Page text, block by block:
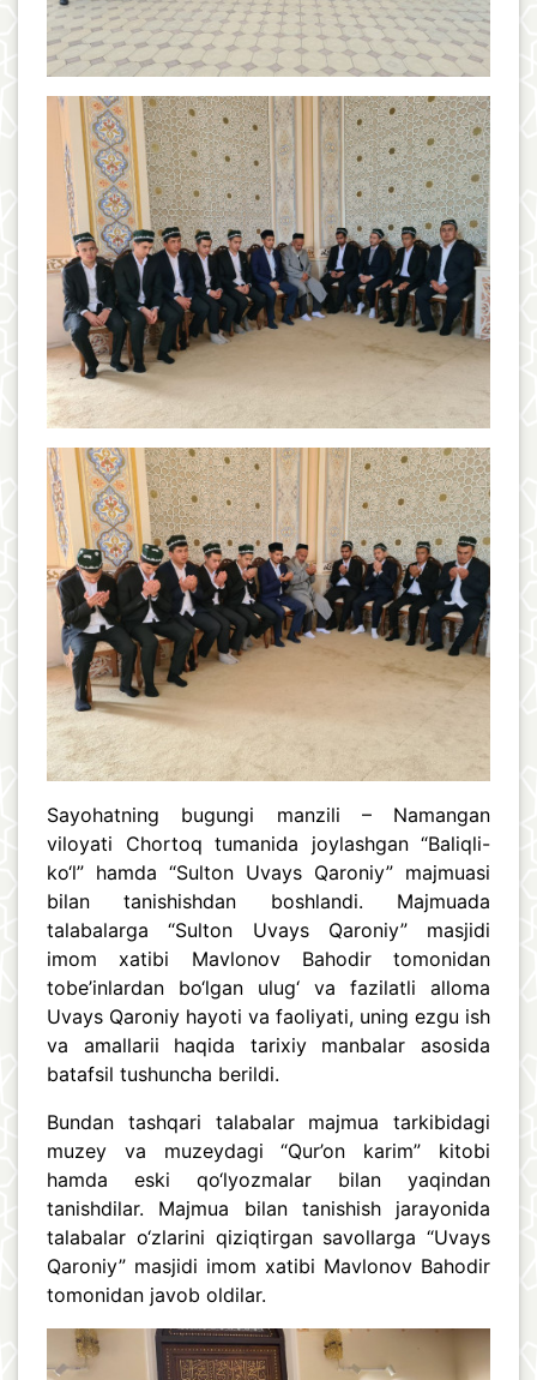
Sayohatning bugungi manzili – Namangan
viloyati Chortoq tumanida joylashgan “Baliqli-
ko‘l” hamda “Sulton Uvays Qaroniy” majmuasi
bilan tanishishdan boshlandi. Majmuada
talabalarga “Sulton Uvays Qaroniy” masjidi
imom xatibi Mavlonov Bahodir tomonidan
tobe’inlardan bo‘lgan ulug‘ va fazilatli alloma
Uvays Qaroniy hayoti va faoliyati, uning ezgu ish
va amallarii haqida tarixiy manbalar asosida
batafsil tushuncha berildi.
Bundan tashqari talabalar majmua tarkibidagi
muzey va muzeydagi “Qur’on karim” kitobi
hamda eski qo‘lyozmalar bilan yaqindan
tanishdilar. Majmua bilan tanishish jarayonida
talabalar o‘zlarini qiziqtirgan savollarga “Uvays
Qaroniy” masjidi imom xatibi Mavlonov Bahodir
tomonidan javob oldilar.